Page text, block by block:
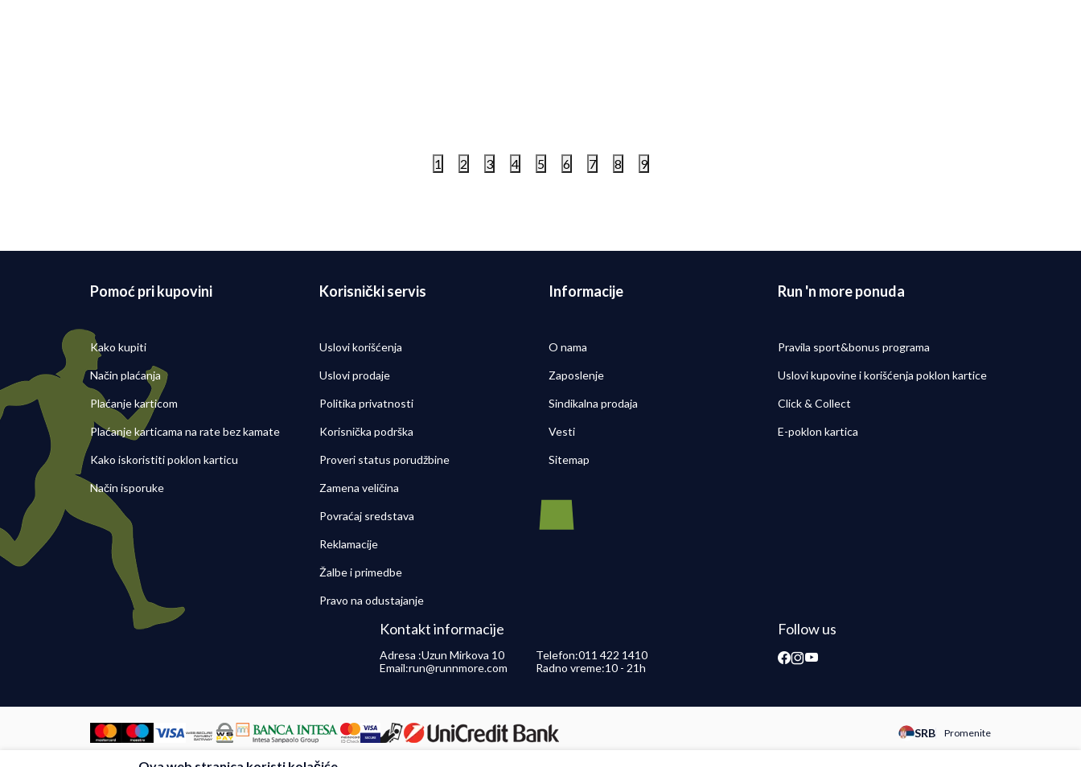
1 2 3 4 5 6 7 8 9
Pomoć pri kupovini
Kako kupiti
Način plaćanja
Plaćanje karticom
Plaćanje karticama na rate bez kamate
Kako iskoristiti poklon karticu
Način isporuke
Korisnički servis
Uslovi korišćenja
Uslovi prodaje
Politika privatnosti
Korisnička podrška
Proveri status porudžbine
Zamena veličina
Povraćaj sredstava
Reklamacije
Žalbe i primedbe
Pravo na odustajanje
Informacije
O nama
Zaposlenje
Sindikalna prodaja
Vesti
Sitemap
Run 'n more ponuda
Pravila sport&bonus programa
Uslovi kupovine i korišćenja poklon kartice
Click & Collect
E-poklon kartica
Kontakt informacije
Adresa :Uzun Mirkova 10 Telefon:011 422 1410
Email:run@runnmore.com Radno vreme:10 - 21h
Follow us
SRB Promenite
Promeni instancu sajta, posetite